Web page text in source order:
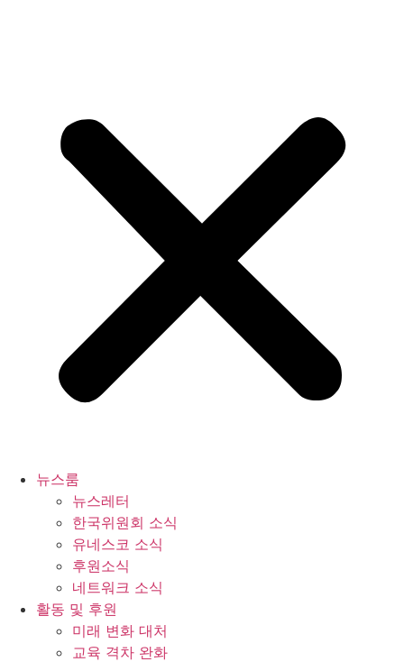
뉴스룸
뉴스레터
한국위원회 소식
유네스코 소식
후원소식
네트워크 소식
활동 및 후원
미래 변화 대처
교육 격차 완화